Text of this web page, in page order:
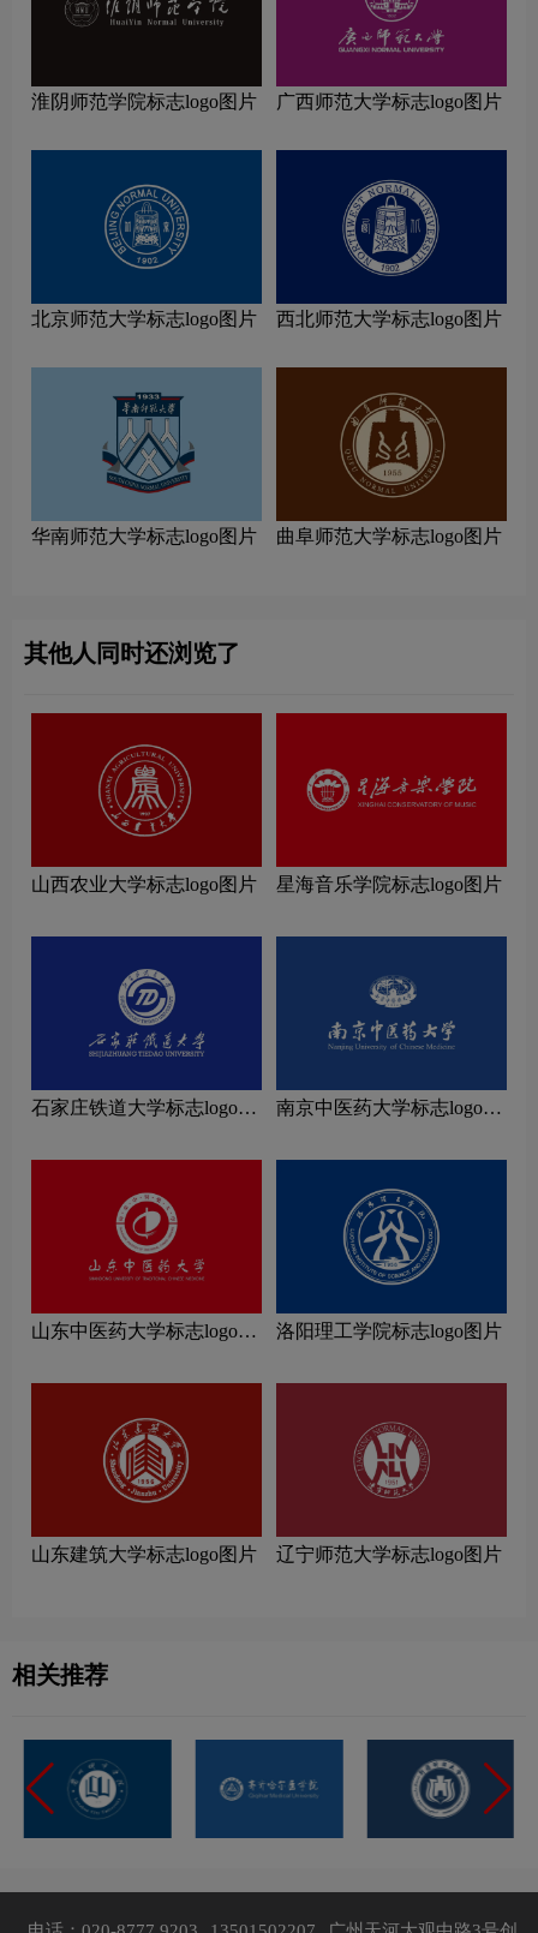
淮阴师范学院标志logo图片 广西师范大学标志logo图片
北京师范大学标志logo图片 西北师范大学标志logo图片
华南师范大学标志logo图片 曲阜师范大学标志logo图片
其他人同时还浏览了
山西农业大学标志logo图片 星海音乐学院标志logo图片
石家庄铁道大学标志logo图
南京中医药大学标志logo图
山东中医药大学标志logo图
洛阳理工学院标志logo图片
山东建筑大学标志logo图片 辽宁师范大学标志logo图片
相关推荐